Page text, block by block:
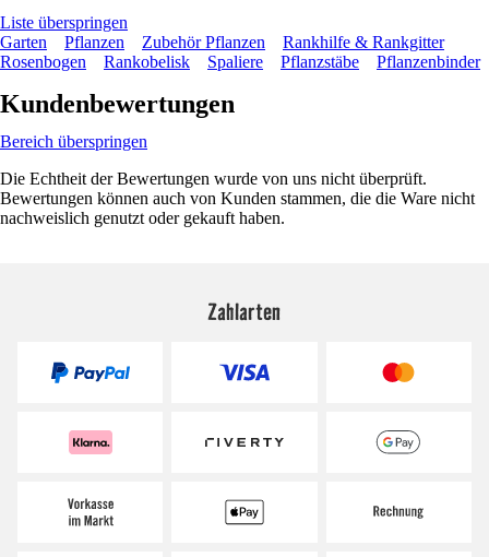
Liste überspringen
Garten
Pflanzen Zubehör Pflanzen
Rankhilfe & Rankgitter
Rosenbogen
Rankobelisk Spaliere Pflanzstäbe Pflanzenbinder
Kundenbewertungen
Bereich überspringen
Die Echtheit der Bewertungen wurde von uns nicht überprüft.
Bewertungen können auch von Kunden stammen, die die Ware nicht
nachweislich genutzt oder gekauft haben.
Zahlarten